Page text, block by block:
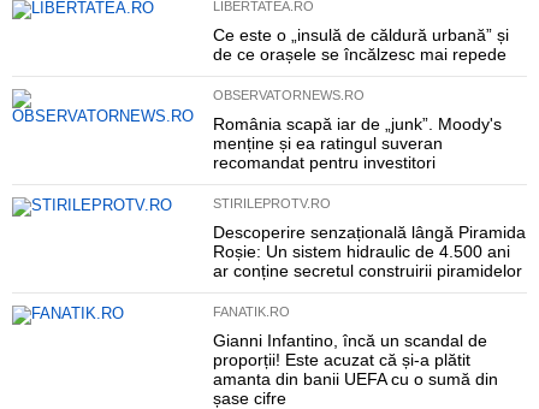
LIBERTATEA.RO
Ce este o „insulă de căldură urbană” și
de ce orașele se încălzesc mai repede
OBSERVATORNEWS.RO
România scapă iar de „junk”. Moody's
menține și ea ratingul suveran
recomandat pentru investitori
STIRILEPROTV.RO
Descoperire senzațională lângă Piramida
Roșie: Un sistem hidraulic de 4.500 ani
ar conține secretul construirii piramidelor
FANATIK.RO
Gianni Infantino, încă un scandal de
proporții! Este acuzat că și-a plătit
amanta din banii UEFA cu o sumă din
șase cifre